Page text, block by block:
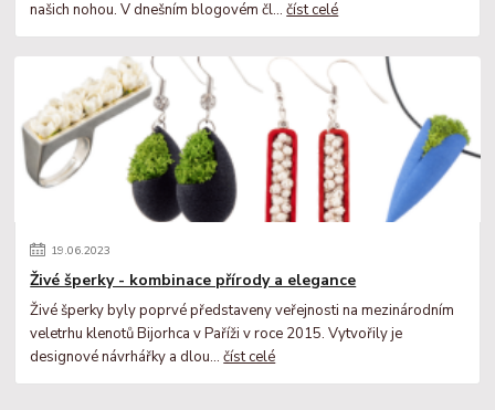
našich nohou. V dnešním blogovém čl...číst celé
19.06.2023
Živé šperky - kombinace přírody a elegance
Živé šperky byly poprvé představeny veřejnosti na mezinárodním
veletrhu klenotů Bijorhca v Paříži v roce 2015. Vytvořily je
designové návrhářky a dlou...číst celé